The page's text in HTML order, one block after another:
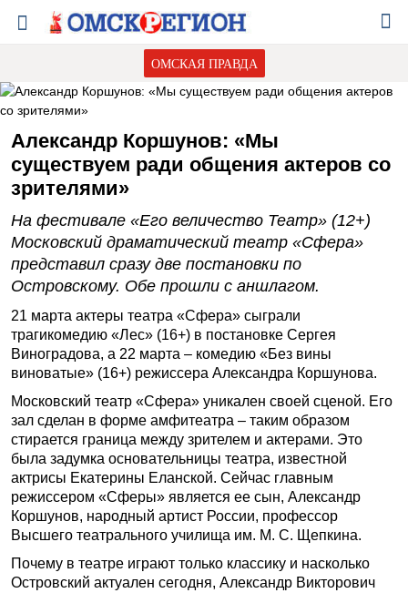
ОМСКАЯ ПРАВДА
Александр Коршунов: «Мы
существуем ради общения актеров со
зрителями»
На фестивале «Его величество Театр» (12+)
Московский драматический театр «Сфера»
представил сразу две постановки по
Островскому. Обе прошли с аншлагом.
21 марта актеры театра «Сфера» сыграли
трагикомедию «Лес» (16+) в постановке Сергея
Виноградова, а 22 марта – комедию «Без вины
виноватые» (16+) режиссера Александра Коршунова.
Московский театр «Сфера» уникален своей сценой. Его
зал сделан в форме амфитеатра – таким образом
стирается граница между зрителем и актерами. Это
была задумка основательницы театра, известной
актрисы Екатерины Еланской. Сейчас главным
режиссером «Сферы» является ее сын, Александр
Коршунов, народный артист России, профессор
Высшего театрального училища им. М. С. Щепкина.
Почему в театре играют только классику и насколько
Островский актуален сегодня, Александр Викторович